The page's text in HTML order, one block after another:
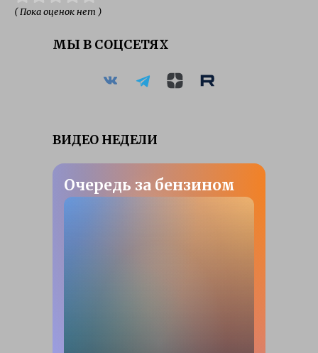
( Пока оценок нет )
МЫ В СОЦСЕТЯХ
ВИДЕО НЕДЕЛИ
Очередь за бензином